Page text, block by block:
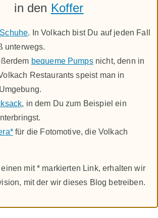
in den Koffer
Schuhe. In Volkach bist Du auf jeden Fall
unterwegs.
bequeme Pumpsnicht, denn in
Restaurants speist man in
, in dem Du zum Beispiel ein
für die Fotomotive, die Volkach
mit * markierten Link, erhalten wir
mit der wir dieses Blog betreiben.